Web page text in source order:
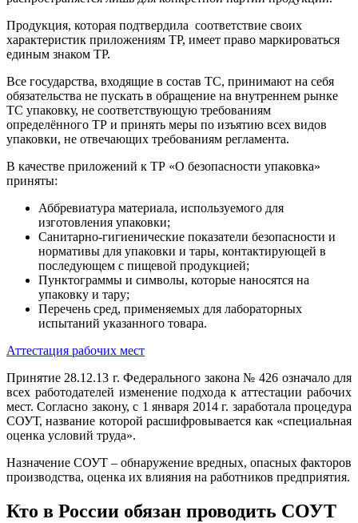
Продукция, которая подтвердила соответствие своих
характеристик приложениям ТР, имеет право маркироваться
единым знаком ТР.
Все государства, входящие в состав ТС, принимают на себя
обязательства не пускать в обращение на внутреннем рынке
ТС упаковку, не соответствующую требованиям
определённого ТР и принять меры по изъятию всех видов
упаковки, не отвечающих требованиям регламента.
В качестве приложений к ТР «О безопасности упаковка»
приняты:
Аббревиатура материала, используемого для
изготовления упаковки;
Санитарно-гигиенические показатели безопасности и
нормативы для упаковки и тары, контактирующей в
последующем с пищевой продукцией;
Пунктограммы и символы, которые наносятся на
упаковку и тару;
Перечень сред, применяемых для лабораторных
испытаний указанного товара.
Аттестация рабочих мест
Принятие 28.12.13 г. Федерального закона № 426 означало для
всех работодателей изменение подхода к аттестации рабочих
мест. Согласно закону, с 1 января 2014 г. заработала процедура
СОУТ, название которой расшифровывается как «специальная
оценка условий труда».
Назначение СОУТ – обнаружение вредных, опасных факторов
производства, оценка их влияния на работников предприятия.
Кто в России обязан проводить СОУТ